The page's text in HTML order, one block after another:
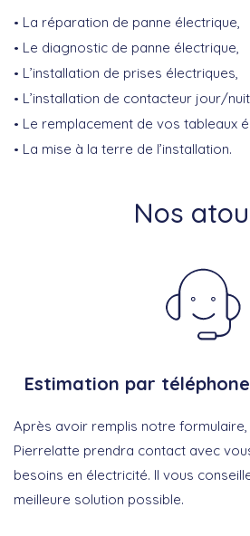
La réparation de panne électrique,
Le diagnostic de panne électrique,
L’installation de prises électriques,
L’installation de contacteur jour/nuit
Le remplacement de vos tableaux
La mise à la terre de l’installation.
Nos
Estimation par
Après avoir remplis notre
Pierrelatte prendra contact avec
besoins en électricité. Il vous
meilleure solution possible.